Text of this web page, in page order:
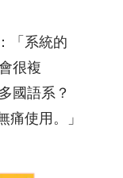
「系統的
很複
國語系？
痛使用。」